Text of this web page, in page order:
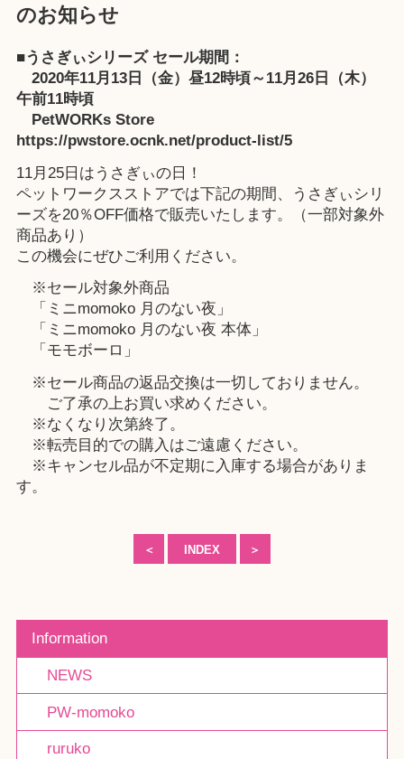
のお知らせ
■うさぎぃシリーズ セール期間：
2020年11月13日（金）昼12時頃～11月26日（木）
午前11時頃
PetWORKs Store
https://pwstore.ocnk.net/product-list/5
11月25日はうさぎぃの日！
ペットワークスストアでは下記の期間、うさぎぃシリ
ーズを20％OFF価格で販売いたします。（一部対象外
商品あり）
この機会にぜひご利用ください。
※セール対象外商品
「ミニmomoko 月のない夜」
「ミニmomoko 月のない夜 本体」
「モモボーロ」
※セール商品の返品交換は一切しておりません。
ご了承の上お買い求めください。
※なくなり次第終了。
※転売目的での購入はご遠慮ください。
※キャンセル品が不定期に入庫する場合がありま
す。
＜ INDEX ＞
Information
NEWS
PW-momoko
ruruko